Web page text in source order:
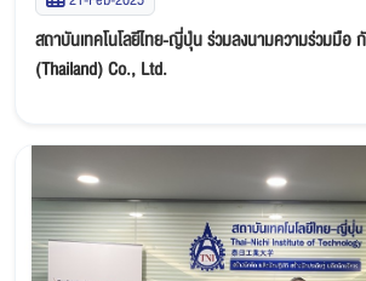
สถาบันเทคโนโลยีไทย-ญี่ปุ่น ร่วมลงนามความร่วมมือ
(Thailand) Co., Ltd.